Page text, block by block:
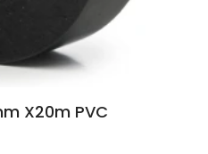
X20m PVC